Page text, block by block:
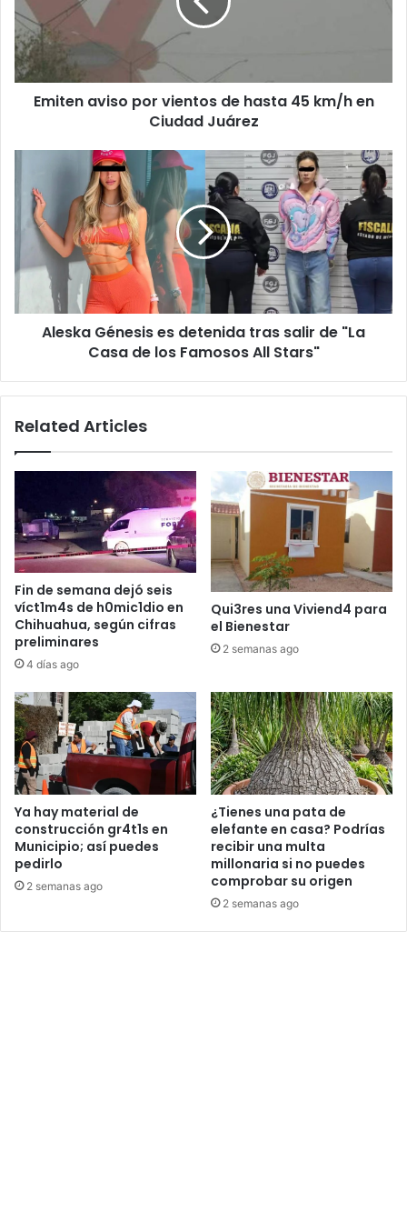
de
hasta
45
km/h
en
Ciudad
Emiten aviso por vientos de hasta 45 km/h en
Ciudad Juárez
detenida
tras
de
Casa
Aleska Génesis es detenida tras salir de "La
Casa de los Famosos All Stars"
Related Articles
Fin de semana dejó seis
víct1m4s de h0mic1dio en
Chihuahua, según cifras
preliminares
4 días ago
Qui3res una Viviend4 para
el Bienestar
2 semanas ago
Ya hay material de
construcción gr4t1s en
Municipio; así puedes
pedirlo
2 semanas ago
¿Tienes una pata de
elefante en casa? Podrías
recibir una multa
millonaria si no puedes
comprobar su origen
2 semanas ago